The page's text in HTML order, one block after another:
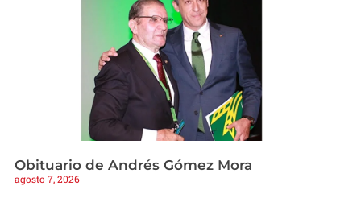
Obituario de Andrés Gómez Mora
agosto 7, 2026